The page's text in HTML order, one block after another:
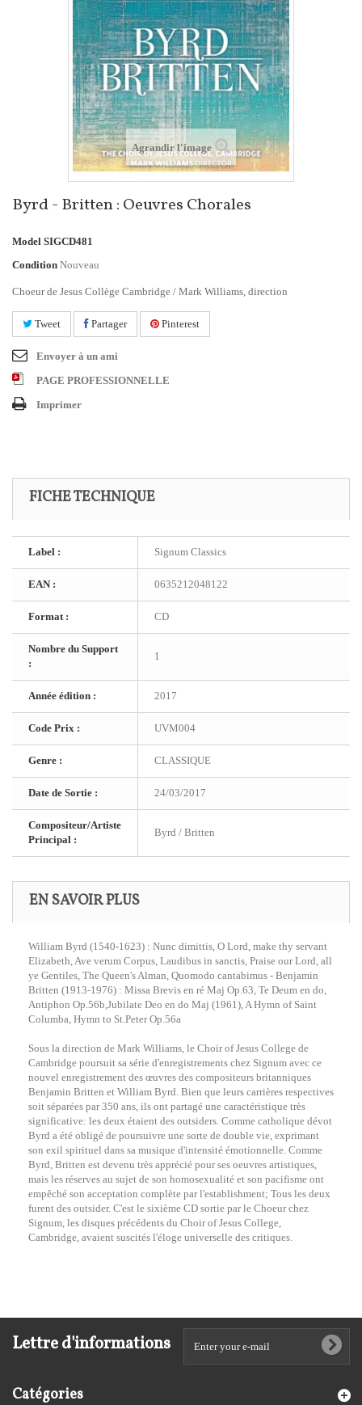
Agrandir l'image
Byrd - Britten : Oeuvres Chorales
Model SIGCD481
Condition Nouveau
Choeur de Jesus Collège Cambridge / Mark Williams, direction
Tweet Partager Pinterest
Envoyer à un ami
PAGE PROFESSIONNELLE
Imprimer
FICHE TECHNIQUE
Label : Signum Classics
EAN : 0635212048122
Format : CD
Nombre du Support
:
1
Année édition : 2017
Code Prix : UVM004
Genre : CLASSIQUE
Date de Sortie : 24/03/2017
Compositeur/Artiste
Principal :
Byrd / Britten
EN SAVOIR PLUS
William Byrd (1540-1623) : Nunc dimittis, O Lord, make thy servant
Elizabeth, Ave verum Corpus, Laudibus in sanctis, Praise our Lord, all
ye Gentiles, The Queen's Alman, Quomodo cantabimus - Benjamin
Britten (1913-1976) : Missa Brevis en ré Maj Op.63, Te Deum en do,
Antiphon Op.56b,Jubilate Deo en do Maj (1961), A Hymn of Saint
Columba, Hymn to St.Peter Op.56a
Sous la direction de Mark Williams, le Choir of Jesus College de
Cambridge poursuit sa série d'enregistrements chez Signum avec ce
nouvel enregistrement des œuvres des compositeurs britanniques
Benjamin Britten et William Byrd. Bien que leurs carrières respectives
soit séparées par 350 ans, ils ont partagé une caractéristique très
significative: les deux étaient des outsiders. Comme catholique dévot
Byrd a été obligé de poursuivre une sorte de double vie, exprimant
son exil spirituel dans sa musique d'intensité émotionnelle. Comme
Byrd, Britten est devenu très apprécié pour ses oeuvres artistiques,
mais les réserves au sujet de son homosexualité et son pacifisme ont
empêché son acceptation complète par l'establishment; Tous les deux
furent des outsider. C'est le sixième CD sortie par le Choeur chez
Signum, les disques précédents du Choir of Jesus College,
Cambridge, avaient suscités l'éloge universelle des critiques.
Lettre d'informations
Catégories